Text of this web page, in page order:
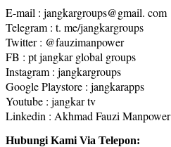
E-mail : jangkargroups@gmail. com
Telegram : t. me/jangkargroups
Twitter : @fauzimanpower
FB : pt jangkar global groups
Instagram : jangkargroups
Google Playstore : jangkarapps
Youtube : jangkar tv
Linkedin : Akhmad Fauzi Manpower
Hubungi Kami Via Telepon: